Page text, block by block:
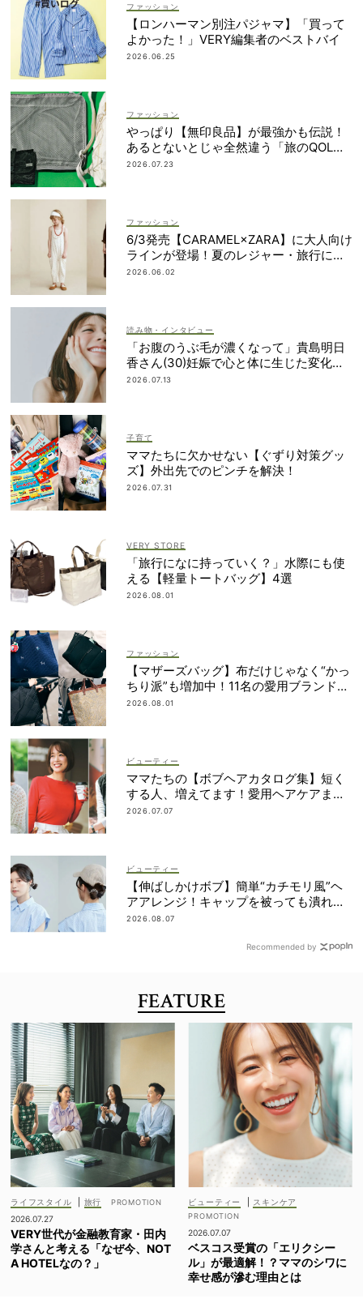
ファッション
【ロンハーマン別注パジャマ】「買って
よかった！」VERY編集者のベストバイ
2026.06.25
ファッション
やっぱり【無印良品】が最強かも伝説！
あるとないとじゃ全然違う「旅のQOL爆
上げアイテム」
2026.07.23
ファッション
6/3発売【CARAMEL×ZARA】に大人向け
ラインが登場！夏のレジャー・旅行にも
おすすめ
2026.06.02
読み物・インタビュー
「お腹のうぶ毛が濃くなって」貴島明日
香さん(30)妊娠で心と体に生じた変化も
「愛しいです」
2026.07.13
子育て
ママたちに欠かせない【ぐずり対策グッ
ズ】外出先でのピンチを解決！
2026.07.31
VERY STORE
「旅行になに持っていく？」水際にも使
える【軽量トートバッグ】4選
2026.08.01
ファッション
【マザーズバッグ】布だけじゃなく“かっ
ちり派”も増加中！11名の愛用ブランド
は？
2026.08.01
ビューティー
ママたちの【ボブヘアカタログ集】短く
する人、増えてます！愛用ヘアケアまで
全部見せ
2026.07.07
ビューティー
【伸ばしかけボブ】簡単“カチモリ風”ヘ
アアレンジ！キャップを被っても潰れな
い
2026.08.07
Recommended by
FEATURE
ライフスタイル
旅行
2026.07.27
VERY世代が金融教育家・田内
学さんと考える「なぜ今、NOT
A HOTELなの？」
ビューティー スキンケア
2026.07.07
ベスコス受賞の「エリクシー
ル」が最適解！？ママのシワに
幸せ感が滲む理由とは